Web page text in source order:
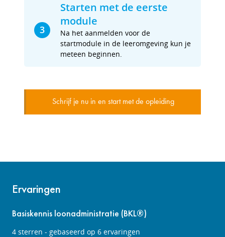
3
Starten met de eerste
module
Na het aanmelden voor de
startmodule in de leeromgeving kun je
meteen beginnen.
Schrijf je nu in en start met de opleiding
Ervaringen
Basiskennis loonadministratie (BKL®)
4 sterren - gebaseerd op 6 ervaringen